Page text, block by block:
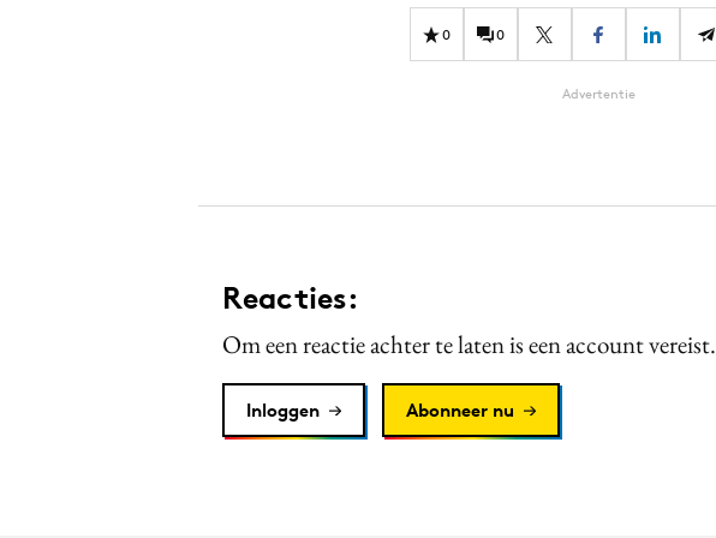
0 0
Advertentie
Reacties:
Om een reactie achter te laten is een account vereist.
Inloggen Abonneer nu